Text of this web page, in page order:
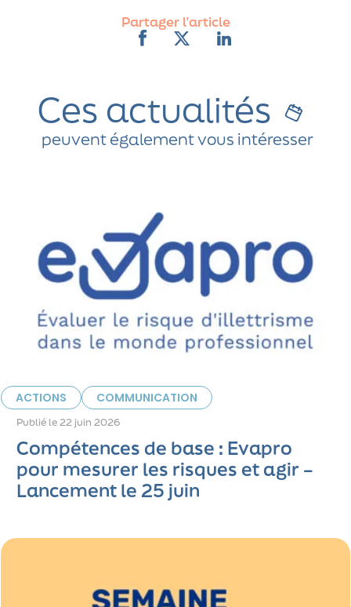
Partager l’article
Ces actualités
peuvent également vous intéresser
ACTIONS COMMUNICATION
Publié le22 juin 2026
Compétences de base : Evapro
pour mesurer les risques et agir –
Lancement le 25 juin